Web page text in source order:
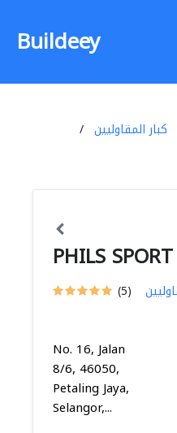
Buildeey
كبار المقاوليين
PHILS
(5)
No. 16, Jalan
8/6, 46050,
Petaling Jaya,
Selangor,...